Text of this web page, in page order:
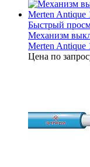
Быстрый
Механизм
Merten Antique
Цена по